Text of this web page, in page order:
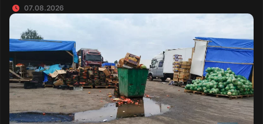
07.08.2026